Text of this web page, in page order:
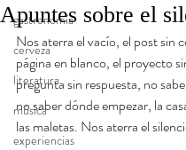
gastronomía
cerveza
literatura
música
experiencias
Apuntes sobre el
Nos aterra el vacío, el post sin
página en blanco, el proyecto
pregunta sin respuesta, no
no saber dónde empezar, la
las maletas. Nos aterra el